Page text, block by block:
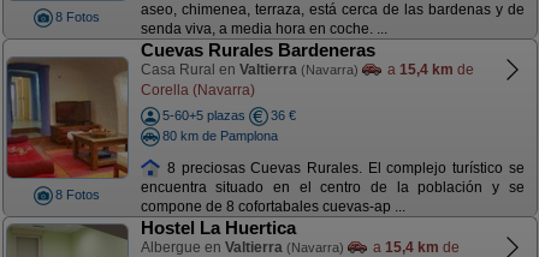
8 Fotos
aseo, chimenea, terraza, está cerca de las bardenas y de
senda viva, a media hora en coche. ...
8 Fotos
Cuevas Rurales Bardeneras
Casa Rural en Valtierra (Navarra) a 15,4 km de
Corella (Navarra)
5-60+5 plazas
36 €
80 km de Pamplona
8 preciosas Cuevas Rurales. El complejo turístico se
encuentra situado en el centro de la población y se
compone de 8 cofortabales cuevas-ap ...
Hostel La Huertica
Albergue en Valtierra (Navarra) a 15,4 km de